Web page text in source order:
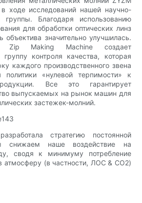
ходе исследований нашей научно-
группы. Благодаря использованию
для обработки оптических линз
объектива значительно улучшилась.
Zip Making Machine создает
контроля качества, которая
каждого производственного звена
политики «нулевой терпимости» к
Все это гарантирует
выпускаемых на рынок машин для
застежек-молний.
стратегию постоянной
снижаем наше воздействие на
сводя к минимуму потребление
атмосферу (в частности, ЛОС & CO2)